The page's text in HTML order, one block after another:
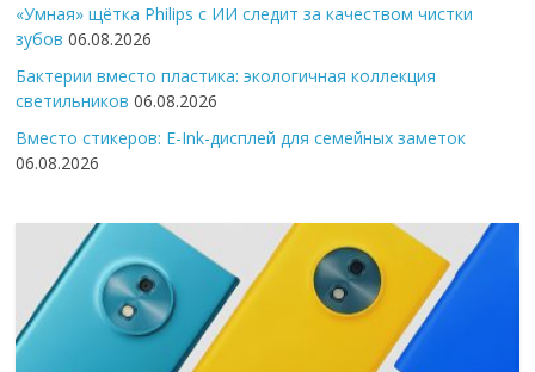
«Умная» щётка Philips с ИИ следит за качеством чистки
зубов 06.08.2026
Бактерии вместо пластика: экологичная коллекция
светильников 06.08.2026
Вместо стикеров: E-Ink-дисплей для семейных заметок
06.08.2026